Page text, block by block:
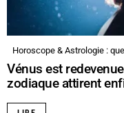
Horoscope & Astrologie :
Vénus est
zodiaque attirent